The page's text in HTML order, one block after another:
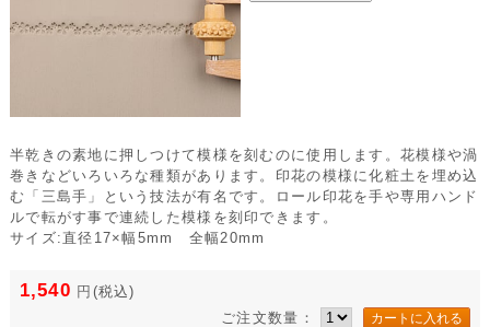
半乾きの素地に押しつけて模様を刻むのに使用します。花模様や渦
巻きなどいろいろな種類があります。印花の模様に化粧土を埋め込
む「三島手」という技法が有名です。ロール印花を手や専用ハンド
ルで転がす事で連続した模様を刻印できます。
サイズ:直径17×幅5mm 全幅20mm
1,540 円 (税込)
ご注文数量：